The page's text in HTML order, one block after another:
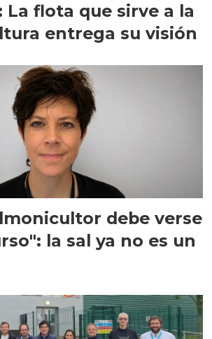
flota que sirve a la
entrega su visión
debe verse
la sal ya no es un